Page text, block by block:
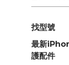
找型號
最新
護配件